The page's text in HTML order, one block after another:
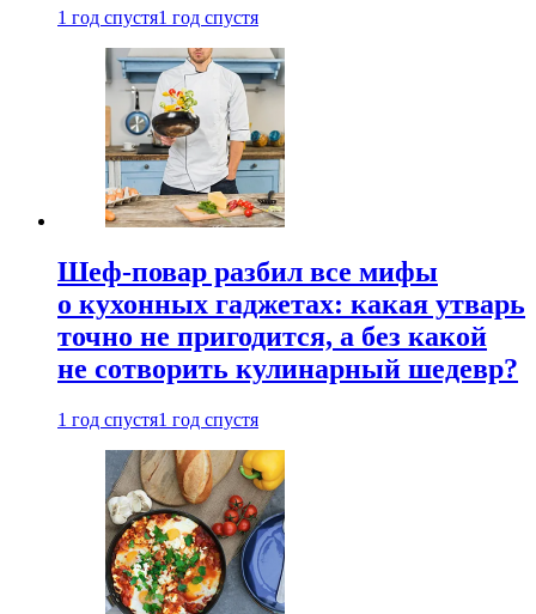
1 год спустя1 год спустя
Шеф-повар разбил все мифы
о кухонных гаджетах: какая утварь
точно не пригодится, а без какой
не сотворить кулинарный шедевр?
1 год спустя1 год спустя